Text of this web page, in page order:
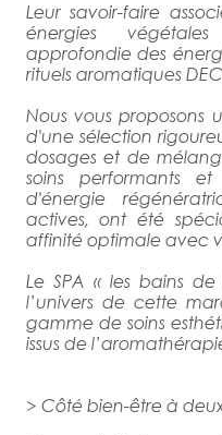
Leur savoir-faire
énergies
approfondie des
rituels aromatiques
Nous vous proposons
d'une sélection
dosages et de
soins performants et
d'énergie
actives, ont été
affinité optimale avec
Le SPA « les bains
l’univers de cette
gamme de soins
issus de
> Côté bien-être à